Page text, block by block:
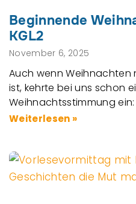
Beginnende
KGL2
November 6, 2025
Auch wenn
ist, kehrte bei uns schon
Weihnachtsstimmung ein:
Weiterlesen »